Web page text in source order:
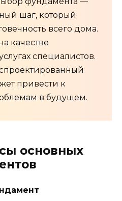
шаг, который
всего дома.
качестве
специалистов.
привести к
в будущем.
основных